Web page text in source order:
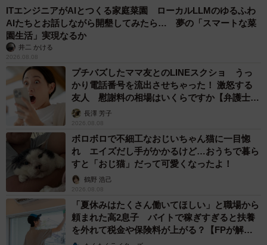
ITエンジニアがAIとつくる家庭菜園 ローカルLLMのゆるふわ
AIたちとお話しながら開墾してみたら… 夢の「スマートな菜
園生活」実現なるか
井二 かける
2026.08.08
プチバズしたママ友とのLINEスクショ うっ
かり電話番号を流出させちゃった！ 激怒する
友人 慰謝料の相場はいくらですか【弁護士が
解説】長澤 芳子
2026.08.08
ボロボロで不細工なおじいちゃん猫に一目惚
れ エイズだし手がかかるけど…おうちで暮ら
すと「おじ猫」だって可愛くなったよ！
鶴野 浩己
2026.08.08
「夏休みはたくさん働いてほしい」と職場から
頼まれた高2息子 バイトで稼ぎすぎると扶養
を外れて税金や保険料が上がる？【FPが解
説】